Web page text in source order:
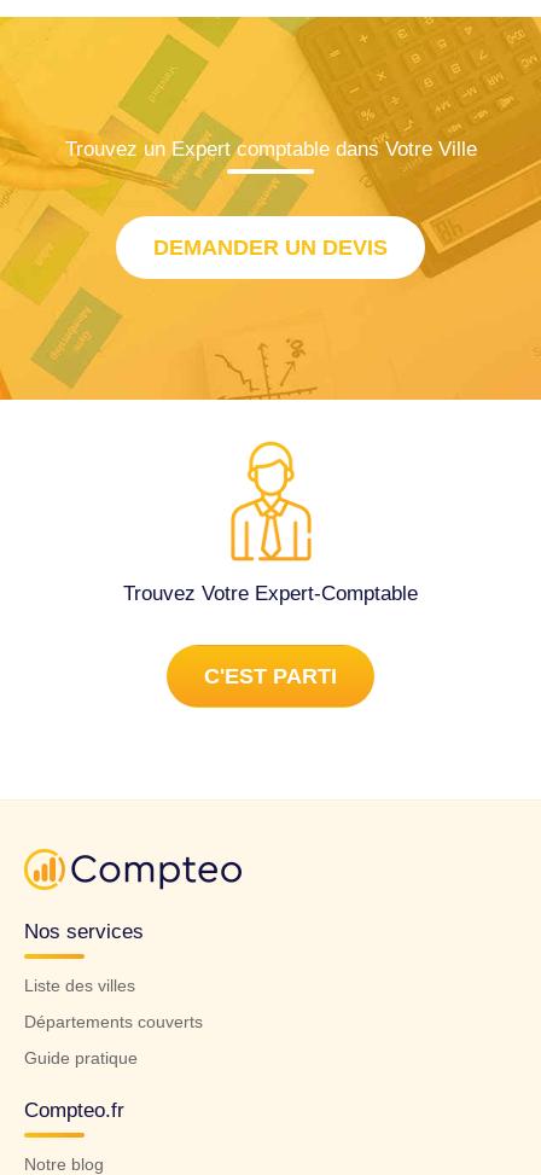
Trouvez un Expert comptable dans Votre Ville
DEMANDER UN DEVIS
Trouvez Votre Expert-Comptable
C'EST PARTI
Nos services
Liste des villes
Départements couverts
Guide pratique
Compteo.fr
Notre blog